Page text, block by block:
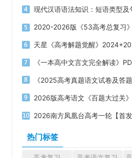
2026南方凤凰台高考一轮【首发
热门标签